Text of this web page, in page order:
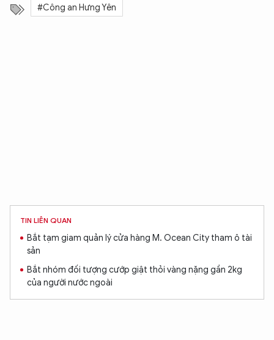
#Công an Hưng Yên
TIN LIÊN QUAN
Bắt tạm giam quản lý cửa hàng M. Ocean City tham ô tài
sản
Bắt nhóm đối tượng cướp giật thỏi vàng nặng gần 2kg
của người nước ngoài